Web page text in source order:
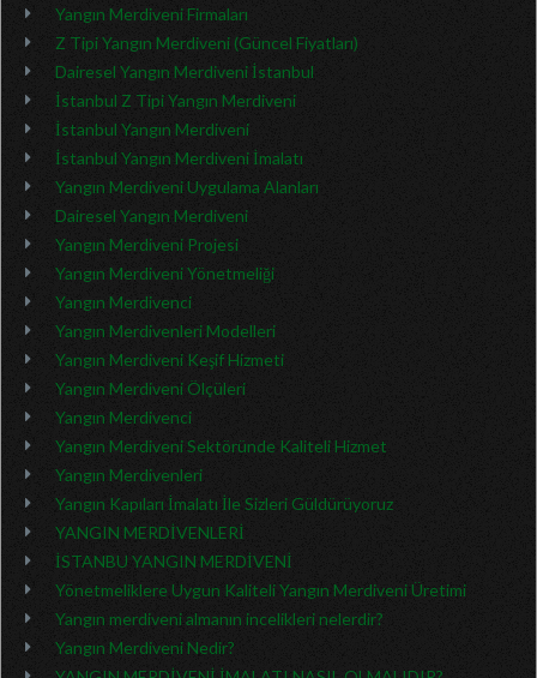
Yangın Merdiveni Firmaları
Z Tipi Yangın Merdiveni (Güncel Fiyatları)
Dairesel Yangın Merdiveni İstanbul
İstanbul Z Tipi Yangın Merdiveni
İstanbul Yangın Merdiveni
İstanbul Yangın Merdiveni İmalatı
Yangın Merdiveni Uygulama Alanları
Dairesel Yangın Merdiveni
Yangın Merdiveni Projesi
Yangın Merdiveni Yönetmeliği
Yangın Merdivenci
Yangın Merdivenleri Modelleri
Yangın Merdiveni Keşif Hizmeti
Yangın Merdiveni Ölçüleri
Yangın Merdivenci
Yangın Merdiveni Sektöründe Kaliteli Hizmet
Yangın Merdivenleri
Yangın Kapıları İmalatı İle Sizleri Güldürüyoruz
YANGIN MERDİVENLERİ
İSTANBU YANGIN MERDİVENİ
Yönetmeliklere Uygun Kaliteli Yangın Merdiveni Üretimi
Yangın merdiveni almanın incelikleri nelerdir?
Yangın Merdiveni Nedir?